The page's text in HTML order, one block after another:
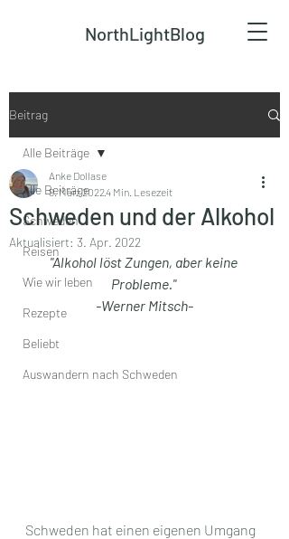
NorthLightBlog
Beitrag
Alle Beiträge
Schweden
Reisen
Wie wir leben
Rezepte
Beliebt
Auswandern nach Schweden
Alle Beiträge
Schweden und der Alkohol
Anke Dollase
9. März 20224 Min. Lesezeit
Aktualisiert: 3. Apr. 2022
"Alkohol löst Zungen, aber keine
Probleme."
-Werner Mitsch-
Schweden hat einen eigenen Umgang